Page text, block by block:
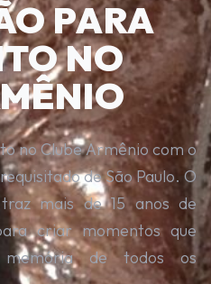
PARA
NO
no Clube Armênio com o
de São Paulo. O
mais de 15 anos de
criar momentos que
de todos os